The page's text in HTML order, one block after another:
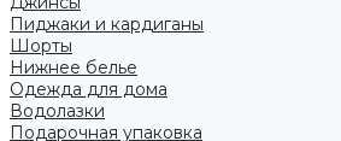
Пиджаки и кардиганы
Шорты
Нижнее белье
Одежда для дома
Водолазки
Подарочная упаковка